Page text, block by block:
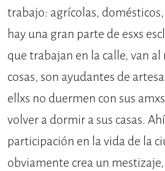
trabajo: agrícolas,
hay una gran parte de esxs
que trabajan en la calle, van
cosas, son ayudantes de
ellxs no duermen con sus
volver a dormir a sus casas.
participación en la vida de la
obviamente crea un